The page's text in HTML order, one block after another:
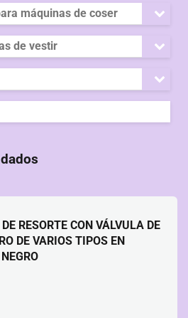
máquinas de coser
de vestir
RESORTE CON VÁLVULA DE
DE VARIOS TIPOS EN